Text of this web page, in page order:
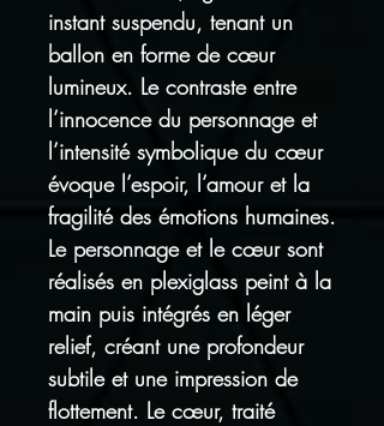
instant suspendu, tenant un
ballon en forme de cœur
lumineux. Le contraste entre
l’innocence du personnage et
l’intensité symbolique du cœur
évoque l’espoir, l’amour et la
fragilité des émotions humaines.
Le personnage et le cœur sont
réalisés en plexiglass peint à la
main puis intégrés en léger
relief, créant une profondeur
subtile et une impression de
flottement. Le cœur, traité